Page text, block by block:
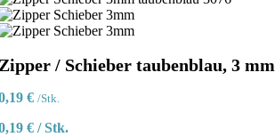
/ Schieber taubenblau, 3 mm
€ /Stk.
€ /Stk.